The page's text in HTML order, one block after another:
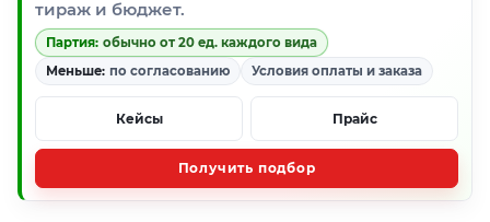
тираж и бюджет.
Партия: обычно от 20 ед. каждого вида
Меньше: по согласованию Условия оплаты и заказа
Кейсы Прайс
Получить подбор